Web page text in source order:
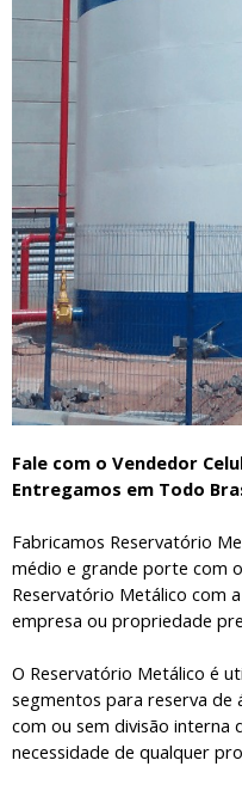
Fale com o Vendedor
Entregamos em Todo
Fabricamos Reservatório
médio e grande porte com
Reservatório Metálico com
empresa ou propriedade
O Reservatório Metálico é
segmentos para reserva de
com ou sem divisão interna
necessidade de qualquer